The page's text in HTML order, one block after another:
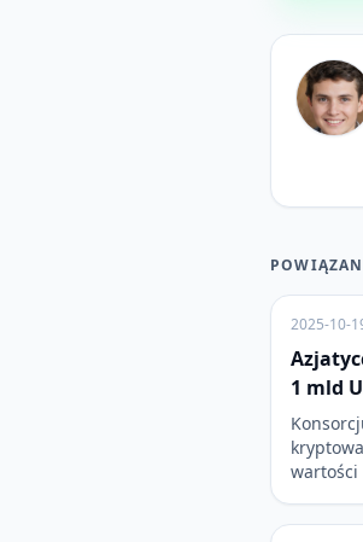
2025-10-
1 mld